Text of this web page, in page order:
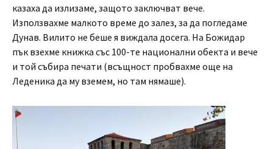
казаха да излизаме, защото заключват вече.
Използвахме малкото време до залез, за да погледаме
Дунав. Вилито не беше я виждала досега. На Божидар
пък взехме книжка със 100-те национални обекта и вече
и той събира печати (всъщност пробвахме още на
Леденика да му вземем, но там нямаше).